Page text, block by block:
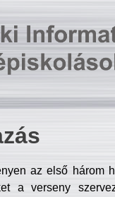
az első három
a verseny